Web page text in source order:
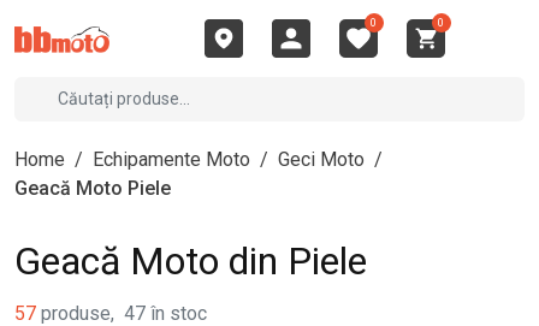
0 0
Home / Echipamente Moto / Geci Moto /
Geacă Moto Piele
Geacă Moto din Piele
57 produse, 47 în stoc